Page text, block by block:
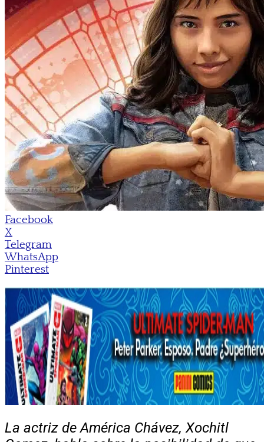
Facebook
X
Telegram
WhatsApp
Pinterest
La actriz de América Chávez, Xochitl